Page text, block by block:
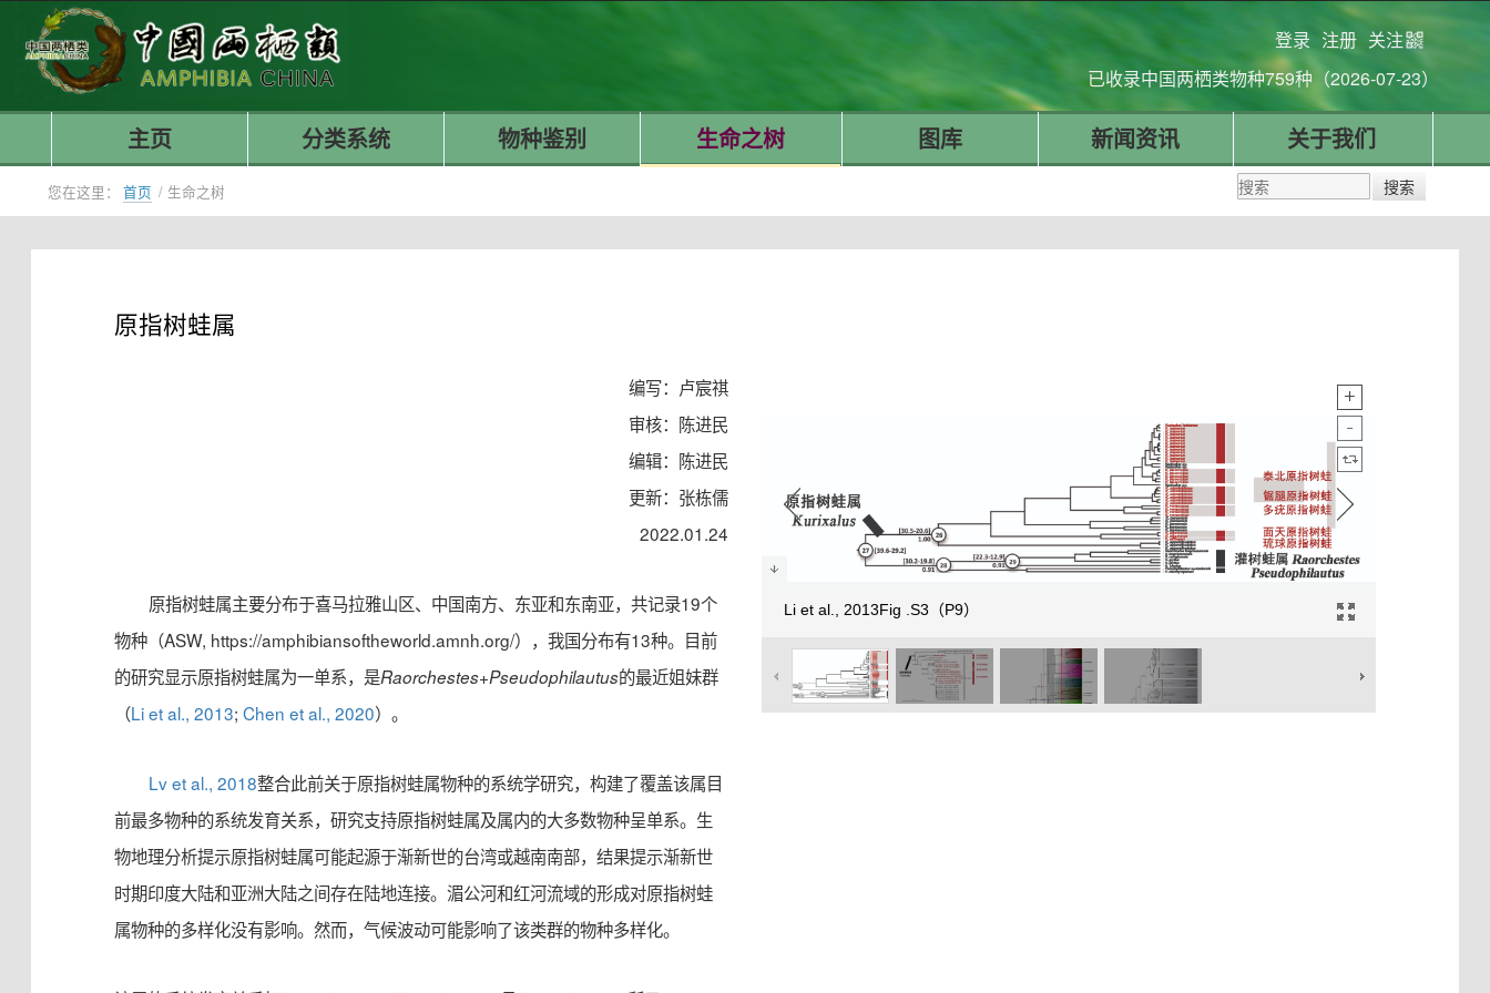
登录 注册 关注
已收录中国两栖类物种759种（2026-07-23）
主页 分类系统 物种鉴别 生命之树 图库 新闻资讯 关于我们
您在这里： 首页 / 生命之树
原指树蛙属
编写：卢宸祺
审核：陈进民
编辑：陈进民
更新：张栋儒
2022.01.24
原指树蛙属主要分布于喜马拉雅山区、中国南方、东亚和东南亚，共记录19个
物种（ASW, https://amphibiansoftheworld.amnh.org/），我国分布有13种。目前
的研究显示原指树蛙属为一单系，是Raorchestes+Pseudophilautus的最近姐妹群
（Li et al., 2013;Chen et al., 2020）。
Lv et al., 2018整合此前关于原指树蛙属物种的系统学研究，构建了覆盖该属目
前最多物种的系统发育关系，研究支持原指树蛙属及属内的大多数物种呈单系。生
物地理分析提示原指树蛙属可能起源于渐新世的台湾或越南南部，结果提示渐新世
时期印度大陆和亚洲大陆之间存在陆地连接。湄公河和红河流域的形成对原指树蛙
属物种的多样化没有影响。然而，气候波动可能影响了该类群的物种多样化。
Li et al., 2013Fig .S3（P9）